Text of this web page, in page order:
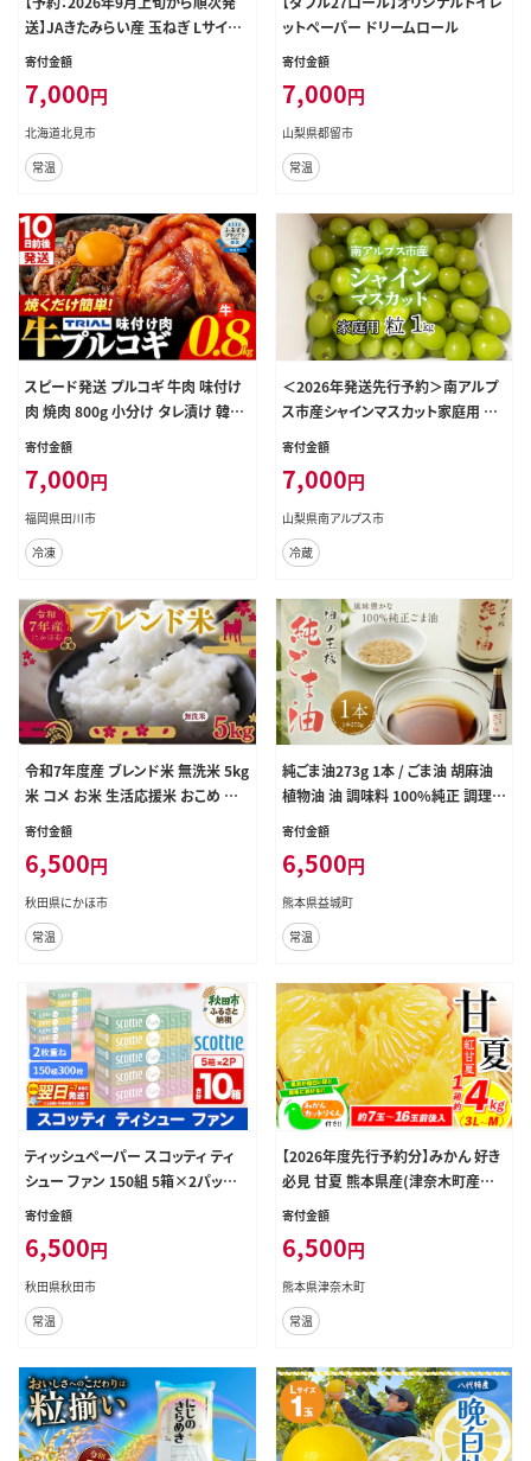
送】JAきたみらい産 玉ねぎ Lサイズ
10kg ( タマネギ たまねぎ 野菜 )【21
寄付金額
7,000円
北海道北見市
常温
ットペーパー ドリームロール
寄付金額
7,000円
山梨県都留市
常温
スピード発送 プルコギ 牛肉 味付け
肉 焼肉 800g 小分け タレ漬け 韓国
料理 冷凍 味付 惣菜 おかず 簡単調
理 時短 どなたでも食べられる お弁
当 焼くだけ 大容量 最短10日発送
寄付金額
7,000円
福岡県田川市
冷凍
＜2026年発送先行予約＞南アルプ
ス市産シャインマスカット家庭用 粒1
kg クール便発送 ALPAG012
寄付金額
7,000円
山梨県南アルプス市
冷蔵
令和7年度産 ブレンド米 無洗米 5kg
米 コメ お米 生活応援米 おこめ ご
飯 ごはん 秋田県産 秋田 にかほ
寄付金額
6,500円
秋田県にかほ市
常温
純ごま油273g 1本 / ごま油 胡麻油
植物油 油 調味料 100%純正 調理
常温
寄付金額
6,500円
熊本県益城町
常温
ティッシュペーパー スコッティ ティ
シュー ファン 150組 5箱×2パック
秋田市オリジナル 最短翌日発送 [テ
ッティティシュー]
寄付金額
6,500円
秋田県秋田市
常温
【2026年度先行予約分】みかん 好き
必見 甘夏 熊本県産(津奈木町産含
む) 甘夏 約 4kg (約7-16玉前後) 柑
荷》 フルーツ 旬 甘夏みかん 果物 訳
あり 定期 でない---tn_amana2_bc
24_r8_6500_4kg---
寄付金額
6,500円
熊本県津奈木町
常温